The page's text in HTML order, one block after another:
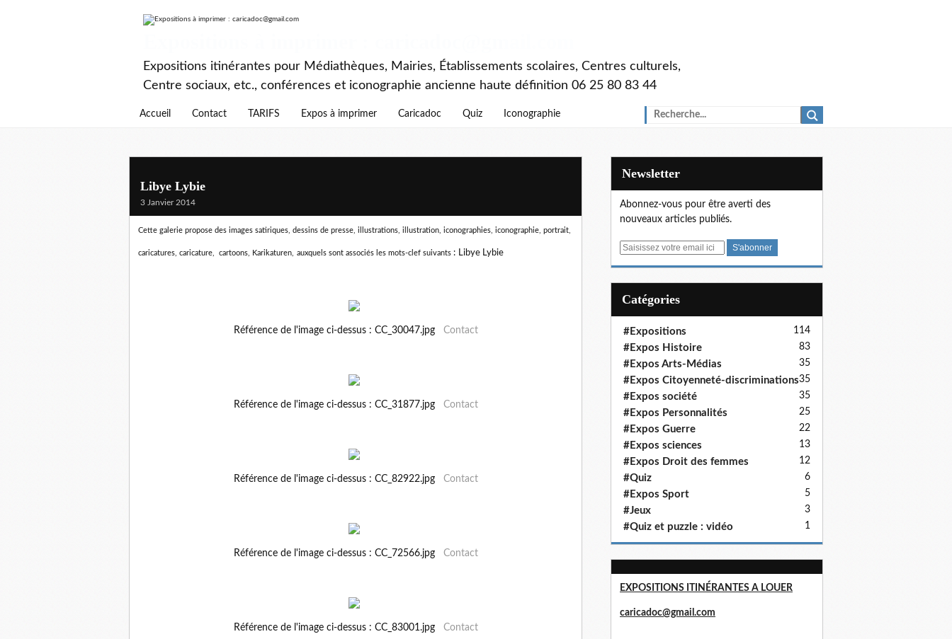
Expositions itinérantes pour Médiathèques, Mairies, Établissements scolaires, Centres culturels,
Centre sociaux, etc., conférences et iconographie ancienne haute définition 06 25 80 83 44
Accueil Contact TARIFS Expos à imprimer Caricadoc Quiz Iconographie
Libye Lybie
3 Janvier 2014
Cette galerie propose des images satiriques, dessins de presse, illustrations, illustration, iconographies, iconographie, portrait,
caricatures, caricature, cartoons, Karikaturen, auxquels sont associés les mots-clef suivants : Libye Lybie
Référence de l'image ci-dessus : CC_30047.jpg Contact
Référence de l'image ci-dessus : CC_31877.jpg Contact
Référence de l'image ci-dessus : CC_82922.jpg Contact
Référence de l'image ci-dessus : CC_72566.jpg Contact
Référence de l'image ci-dessus : CC_83001.jpg Contact
Newsletter
Abonnez-vous pour être averti des
nouveaux articles publiés.
E
Catégories
#Expositions 114
#Expos Histoire 83
#Expos Arts-Médias 35
#Expos Citoyenneté-discriminations35
#Expos société 35
#Expos Personnalités 25
#Expos Guerre 22
#Expos sciences 13
#Expos Droit des femmes 12
#Quiz 6
#Expos Sport 5
#Jeux 3
#Quiz et puzzle : vidéo 1
EXPOSITIONS ITINÉRANTES A LOUER
caricadoc@gmail.com